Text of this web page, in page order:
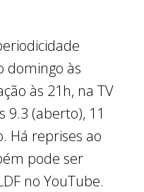
domingo às
às 21h, na TV
9.3 (aberto), 11
Há reprises ao
pode ser
no YouTube.